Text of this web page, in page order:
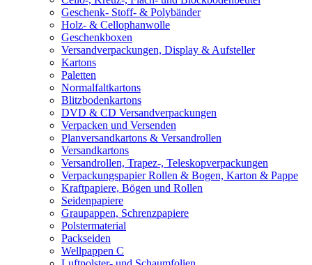
Geschenk- Stoff- & Polybänder
Holz- & Cellophanwolle
Geschenkboxen
Versandverpackungen, Display & Aufsteller
Kartons
Paletten
Normalfaltkartons
Blitzbodenkartons
DVD & CD Versandverpackungen
Verpacken und Versenden
Planversandkartons & Versandrollen
Versandkartons
Versandrollen, Trapez-, Teleskopverpackungen
Verpackungspapier Rollen & Bogen, Karton & Pappe
Kraftpapiere, Bögen und Rollen
Seidenpapiere
Graupappen, Schrenzpapiere
Polstermaterial
Packseiden
Wellpappen C